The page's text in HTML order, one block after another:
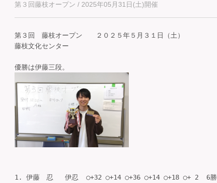
第３回藤枝オープン / 2025年05月31日(土)開催
第３回 藤枝オープン ２０２５年５月３１日（土）
藤枝文化センター
優勝は伊藤三段。
1. 伊藤　忍   伊忍  ○+32 ○+14 ○+36 ○+14 ○+18 ○+ 2  6